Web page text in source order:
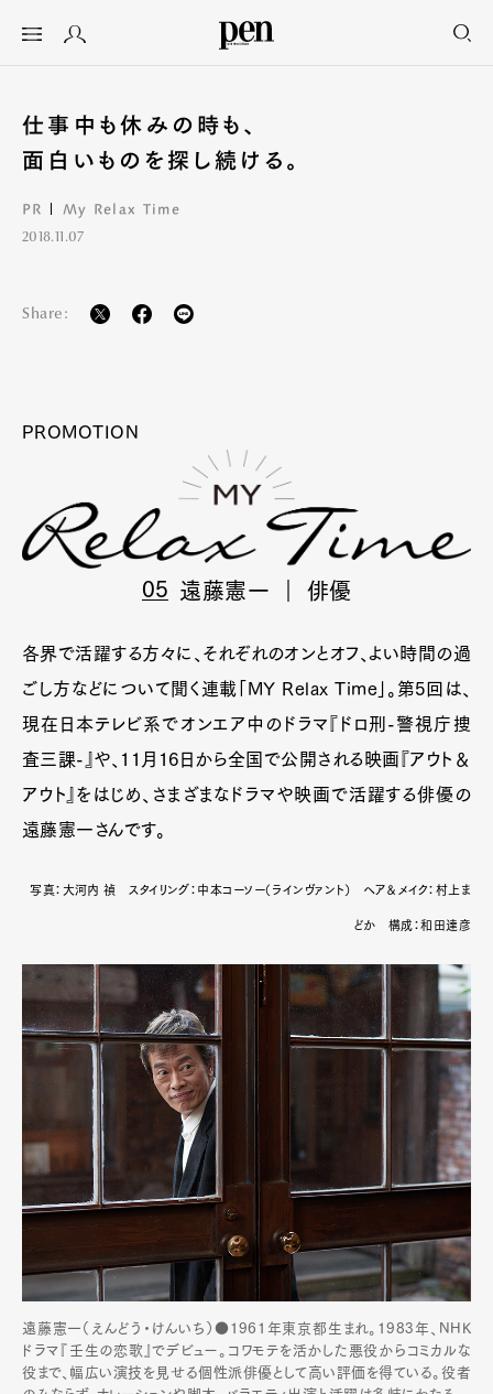
仕事中も休みの時も、
面白いものを探し続ける。
PR My Relax Time
2018.11.07
Share:
PROMOTION
05 遠藤憲一 俳優
各界で活躍する方々に、それぞれのオンとオフ、よい時間の過
ごし方などについて聞く連載「MY Relax Time」。第5回は、
現在日本テレビ系でオンエア中のドラマ『ドロ刑-警視庁捜
査三課-』や、11月16日から全国で公開される映画『アウト＆
アウト』をはじめ、さまざまなドラマや映画で活躍する俳優の
遠藤憲一さんです。
写真：大河内 禎 スタイリング：中本コーソー（ラインヴァント） ヘア＆メイク：村上ま
どか 構成：和田達彦
遠藤憲一（えんどう・けんいち）●1961年東京都生まれ。1983年、NHK
ドラマ『壬生の恋歌』でデビュー。コワモテを活かした悪役からコミカルな
役まで、幅広い演技を見せる個性派俳優として高い評価を得ている。役者